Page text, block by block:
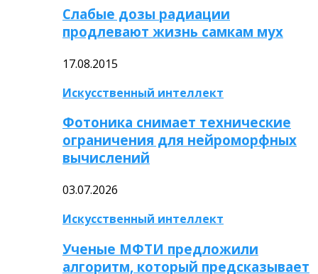
Слабые дозы радиации
продлевают жизнь самкам мух
17.08.2015
Искусственный интеллект
Фотоника снимает технические
ограничения для нейроморфных
вычислений
03.07.2026
Искусственный интеллект
Ученые МФТИ предложили
алгоритм, который предсказывает